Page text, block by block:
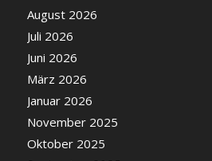
August 2026
Juli 2026
Juni 2026
März 2026
Januar 2026
November 2025
Oktober 2025